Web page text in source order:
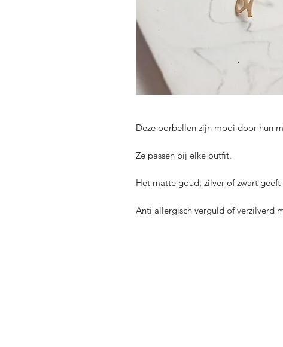
Deze oorbellen zijn mooi door hun
Ze passen bij elke outfit.
Het matte goud, zilver of zwart
Anti allergisch verguld of verzilverd